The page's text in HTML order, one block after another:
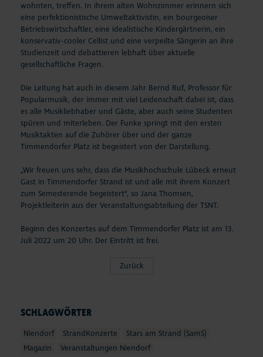
SCHLAGWÖRTER
Niendorf StrandKonzerte
Stars am Strand (SamS)
Magazin
Veranstaltungen Niendorf
wohnten, treffen. In ihrem alten Wohnzimmer erinnern sich
eine perfektionistische Umweltaktivistin, ein bourgeoiser
Betriebswirtschaftler, eine idealistische Kindergärtnerin, ein
konservativ-cooler Cellist und eine verpeilte Sängerin an ihre
Studienzeit und debattieren lebhaft über aktuelle
gesellschaftliche Fragen.
Die Leitung hat auch in diesem Jahr Bernd Ruf, Professor für
Popularmusik, der immer mit viel Leidenschaft dabei ist, dass
es alle Musikliebhaber und Gäste, aber auch seine Studenten
spüren und miterleben. Der Funke springt mit den ersten
Musiktakten auf die Zuhörer über und der ganze
Timmendorfer Platz ist begeistert von der Darstellung.
„Wir freuen uns sehr, dass die Musikhochschule Lübeck erneut
Gast in Timmendorfer Strand ist und alle mit ihrem Konzert
zum Semesterende begeistert“, so Jana Thomsen,
Projektleiterin aus der Veranstaltungsabteilung der TSNT.
Beginn des Konzertes auf dem Timmendorfer Platz ist am 13.
Juli 2022 um 20 Uhr. Der Eintritt ist frei.
Zurück